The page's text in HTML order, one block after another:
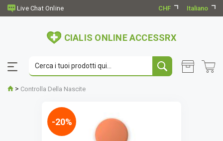
CHF Italiano
CIALIS ONLINE ACCESSRX
> Controlla Della Nascite
-20%